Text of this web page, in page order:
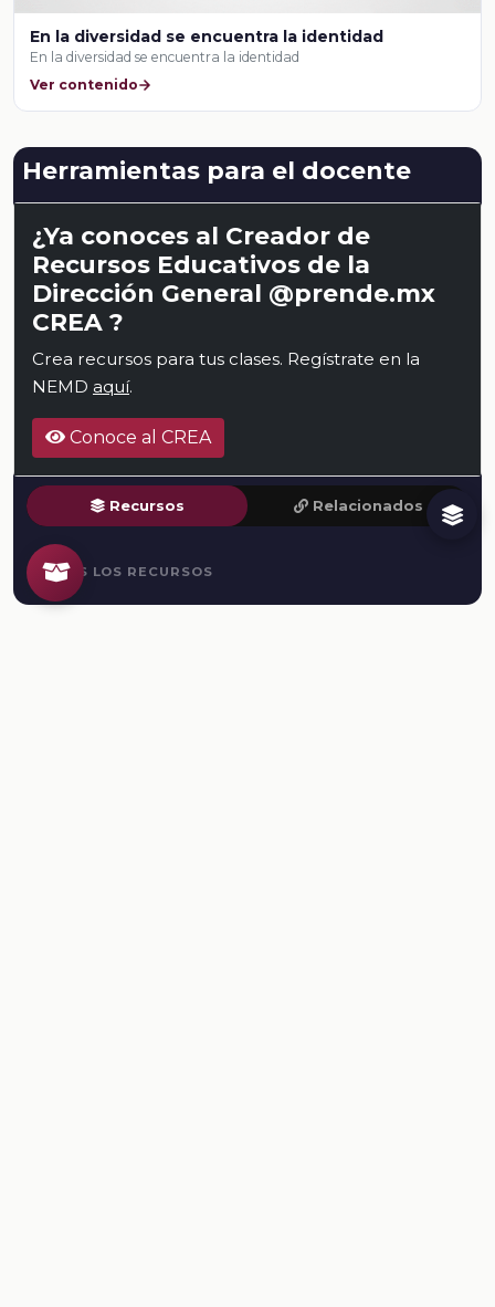
En la diversidad se encuentra la identidad
En la diversidad se encuentra la identidad
Ver contenido
Herramientas para el docente
¿Ya conoces al Creador de
Recursos Educativos de la
Dirección General @prende.mx
CREA ?
Crea recursos para tus clases. Regístrate en la
NEMD aquí.
Conoce al CREA
Recursos Relacionados
TODOS LOS RECURSOS